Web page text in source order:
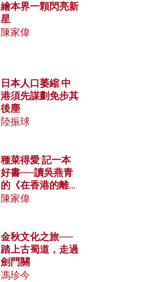
繪本界一顆閃亮新
星
陳家偉
日本人口萎縮 中
港須先謀劃免步其
後塵
陸振球
種菜得愛 記一本
好書──讀吳燕青
的《在香港的離島
種菜》
陳家偉
金秋文化之旅──
踏上古蜀道，走過
劍門關
馮珍今